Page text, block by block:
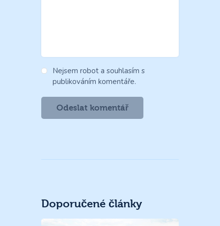
Nejsem robot a souhlasím s
publikováním komentáře.
Doporučené články